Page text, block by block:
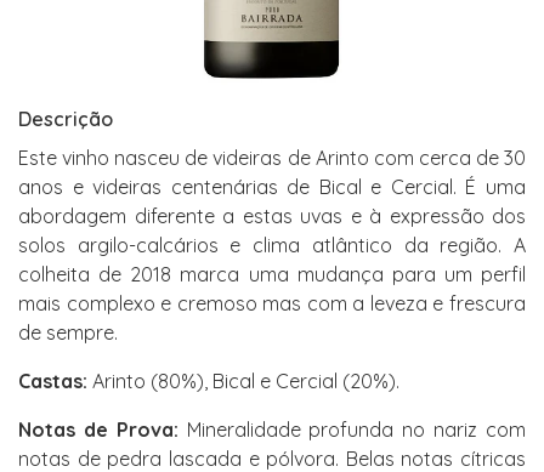
Descrição
Este vinho nasceu de videiras de Arinto com cerca de 30
anos e videiras centenárias de Bical e Cercial. É uma
abordagem diferente a estas uvas e à expressão dos
solos argilo-calcários e clima atlântico da região. A
colheita de 2018 marca uma mudança para um perfil
mais complexo e cremoso mas com a leveza e frescura
de sempre.
Castas: Arinto (80%), Bical e Cercial (20%).
Notas de Prova: Mineralidade profunda no nariz com
notas de pedra lascada e pólvora. Belas notas cítricas